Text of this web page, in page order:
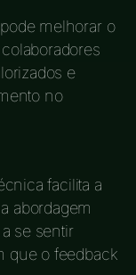
melhorar o
e
no
facilita a
abordagem
se sentir
que o feedback